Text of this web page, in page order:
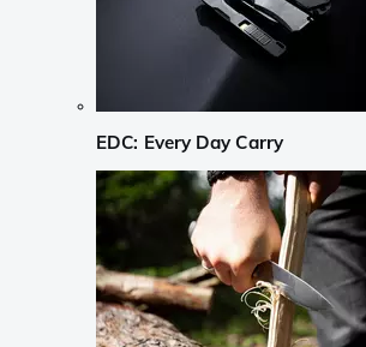
EDC: Every Day Carry